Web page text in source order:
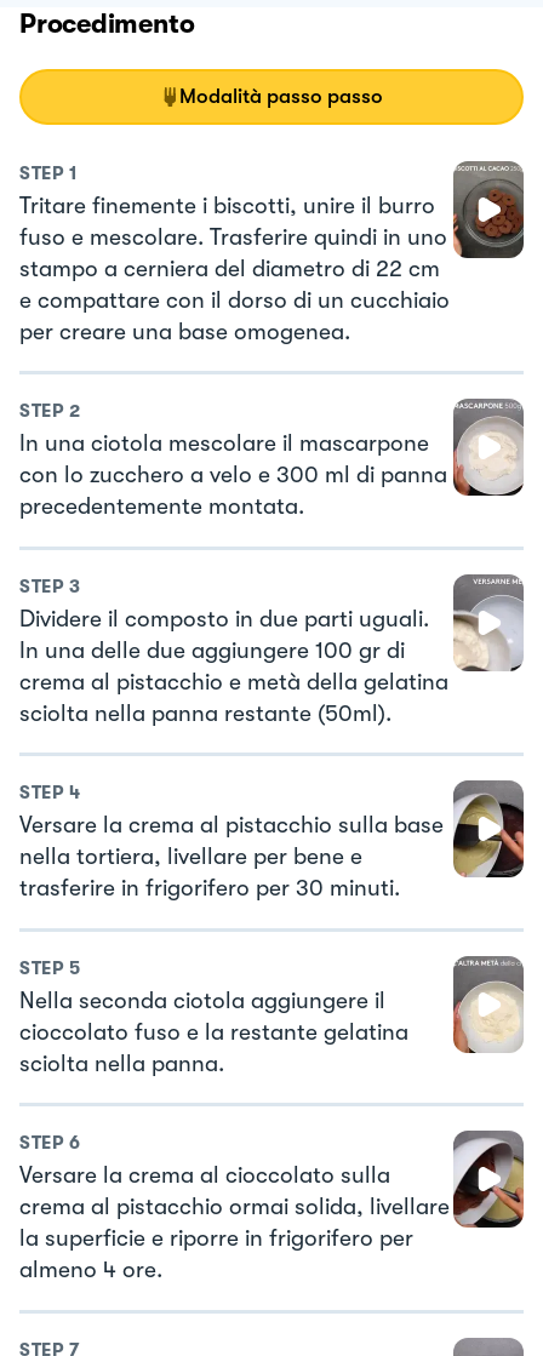
Procedimento
Modalità passo passo
STEP 1
Tritare finemente i biscotti, unire il burro
fuso e mescolare. Trasferire quindi in uno
stampo a cerniera del diametro di 22 cm
e compattare con il dorso di un cucchiaio
per creare una base omogenea.
STEP 2
In una ciotola mescolare il mascarpone
con lo zucchero a velo e 300 ml di panna
precedentemente montata.
STEP 3
Dividere il composto in due parti uguali.
In una delle due aggiungere 100 gr di
crema al pistacchio e metà della gelatina
sciolta nella panna restante (50ml).
STEP 4
Versare la crema al pistacchio sulla base
nella tortiera, livellare per bene e
trasferire in frigorifero per 30 minuti.
STEP 5
Nella seconda ciotola aggiungere il
cioccolato fuso e la restante gelatina
sciolta nella panna.
STEP 6
Versare la crema al cioccolato sulla
crema al pistacchio ormai solida, livellare
la superficie e riporre in frigorifero per
almeno 4 ore.
STEP 7